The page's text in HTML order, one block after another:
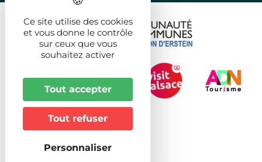
Ce site utilise des cookies
et vous donne le contrôle
sur ceux que vous
souhaitez activer
Tout accepter
Tout refuser
Personnaliser